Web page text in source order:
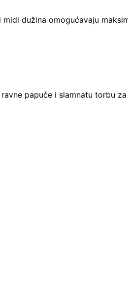
dužina omogućavaju
papuče i slamnatu torbu